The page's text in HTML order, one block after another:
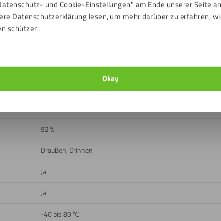
und Cookie-Einstellungen" am Ende unserer Seite
Datenschutzerklärung lesen, um mehr darüber zu erfahren,
schützen.
Okay
92 %
Draußen, Drinnen
Ja
Ja
-40 bis 80 ℃